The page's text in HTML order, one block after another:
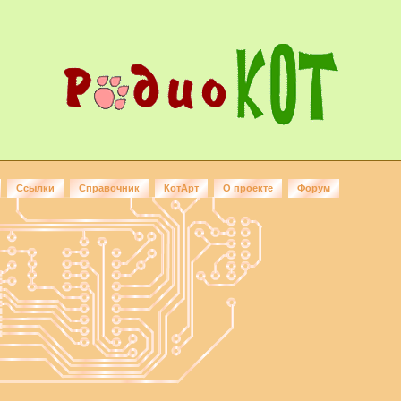
Ссылки Справочник КотАрт О проекте Форум